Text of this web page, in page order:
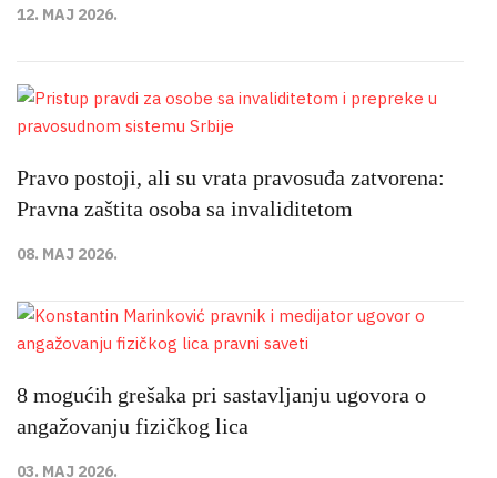
12. MAJ 2026.
Pravo postoji, ali su vrata pravosuđa zatvorena:
Pravna zaštita osoba sa invaliditetom
08. MAJ 2026.
8 mogućih grešaka pri sastavljanju ugovora o
angažovanju fizičkog lica
03. MAJ 2026.